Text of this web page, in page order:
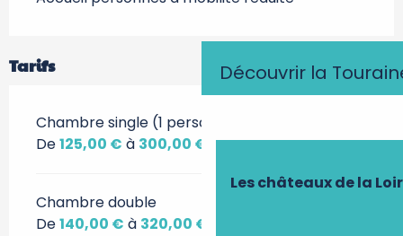
Découvrir la
Les châteaux de la
Tarifs
Chambre single (1 personne)
De125,00 € à 300,00 €
Chambre double
De140,00 € à 320,00 €